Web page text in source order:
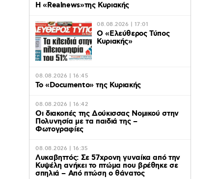
Η «Realnews»της Κυριακής
08.08.2026 | 17:01
Ο «Eλεύθερος Τύπος
Κυριακής»
08.08.2026 | 16:45
Το «Documento» της Κυριακής
08.08.2026 | 16:42
Οι διακοπές της Δούκισσας Νομικού στην
Πολυνησία με τα παιδιά της –
Φωτογραφίες
08.08.2026 | 16:35
Λυκαβηττός: Σε 57χρονη γυναίκα από την
Κυψέλη ανήκει το πτώμα που βρέθηκε σε
σπηλιά – Από πτώση ο θάνατος